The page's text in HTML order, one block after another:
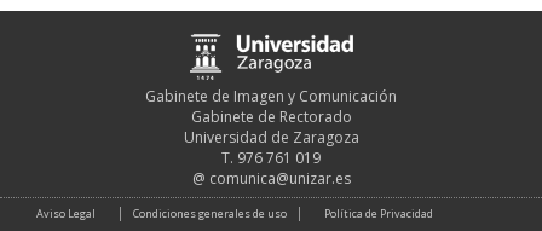
Gabinete de Imagen y Comunicación
Gabinete de Rectorado
Universidad de Zaragoza
T. 976 761 019
@ comunica@unizar.es
Aviso Legal Condiciones generales de uso Política de Privacidad